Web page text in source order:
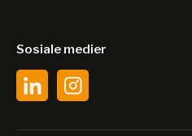
Sosiale medier